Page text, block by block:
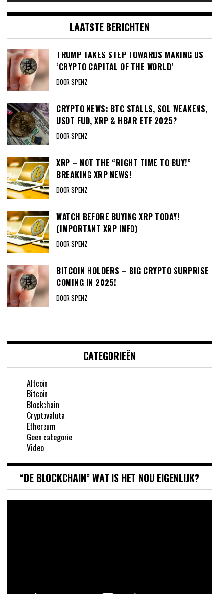
LAATSTE BERICHTEN
TRUMP TAKES STEP TOWARDS MAKING US
‘CRYPTO CAPITAL OF THE WORLD’
DOOR SPENZ
CRYPTO NEWS: BTC STALLS, SOL WEAKENS,
USDT FUD, XRP & HBAR ETF 2025?
DOOR SPENZ
XRP – NOT THE “RIGHT TIME TO BUY!”
BREAKING XRP NEWS!
DOOR SPENZ
WATCH BEFORE BUYING XRP TODAY!
(IMPORTANT XRP INFO)
DOOR SPENZ
BITCOIN HOLDERS – BIG CRYPTO SURPRISE
COMING IN 2025!
DOOR SPENZ
CATEGORIEËN
Altcoin
Bitcoin
Blockchain
Cryptovaluta
Ethereum
Geen categorie
Video
“DE BLOCKCHAIN” WAT IS HET NOU EIGENLIJK?